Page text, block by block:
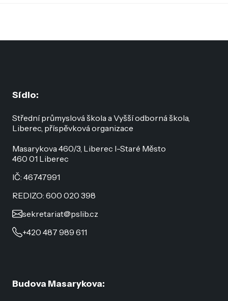
Sídlo:
Střední průmyslová škola a Vyšší odborná škola,
Liberec, příspěvková organizace
Masarykova 460/3, Liberec I-Staré Město
460 01 Liberec
IČ: 46747991
REDIZO: 600 020 398
sekretariat@pslib.cz
+420 487 989 611
Budova Masarykova: